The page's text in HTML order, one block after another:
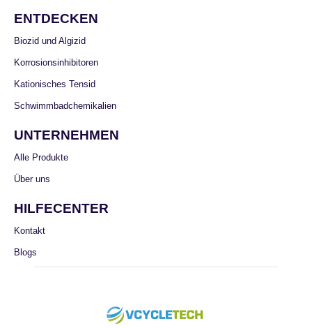
ENTDECKEN
Biozid und Algizid
Korrosionsinhibitoren
Kationisches Tensid
Schwimmbadchemikalien
UNTERNEHMEN
Alle Produkte
Über uns
HILFECENTER
Kontakt
Blogs